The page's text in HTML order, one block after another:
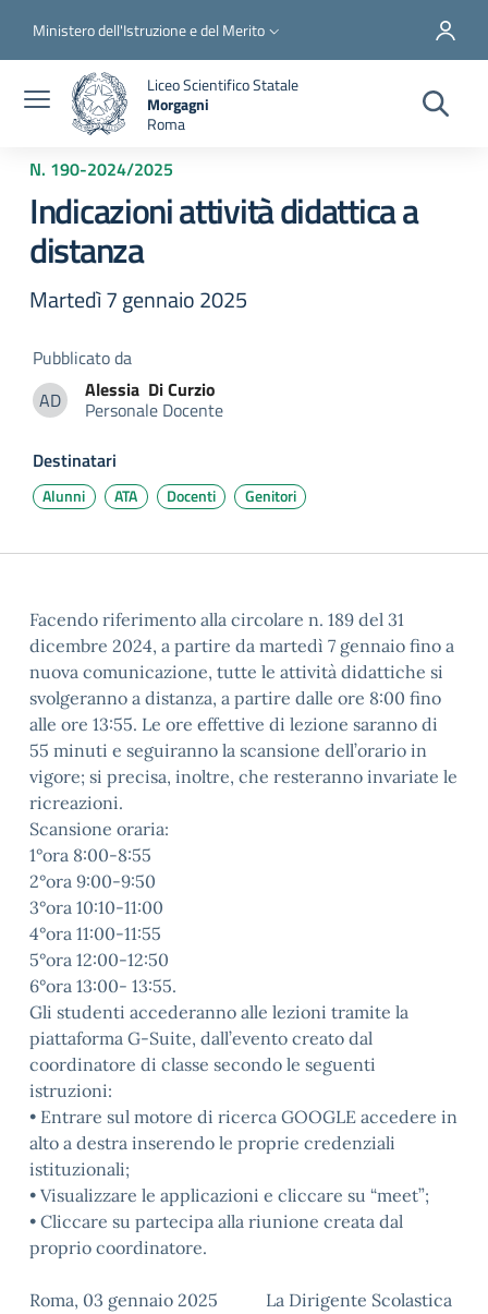
Slim top
Ministero dell'Istruzione e del Merito
Liceo Scientifico Statale
Morgagni
Roma
N. 190-2024/2025
Indicazioni attività didattica a
distanza
Martedì 7 gennaio 2025
Pubblicato da
ADAlessia Di Curzio
Alessia Di Curzio
Personale Docente
Destinatari
Alunni ATA Docenti Genitori
Facendo riferimento alla circolare n. 189 del 31
dicembre 2024, a partire da martedì 7 gennaio fino a
nuova comunicazione, tutte le attività didattiche si
svolgeranno a distanza, a partire dalle ore 8:00 fino
alle ore 13:55. Le ore effettive di lezione saranno di
55 minuti e seguiranno la scansione dell’orario in
vigore; si precisa, inoltre, che resteranno invariate le
ricreazioni.
Scansione oraria:
1°ora 8:00-8:55
2°ora 9:00-9:50
3°ora 10:10-11:00
4°ora 11:00-11:55
5°ora 12:00-12:50
6°ora 13:00- 13:55.
Gli studenti accederanno alle lezioni tramite la
piattaforma G-Suite, dall’evento creato dal
coordinatore di classe secondo le seguenti
istruzioni:
• Entrare sul motore di ricerca GOOGLE accedere in
alto a destra inserendo le proprie credenziali
istituzionali;
• Visualizzare le applicazioni e cliccare su “meet”;
• Cliccare su partecipa alla riunione creata dal
proprio coordinatore.
Roma, 03 gennaio 2025 La Dirigente Scolastica